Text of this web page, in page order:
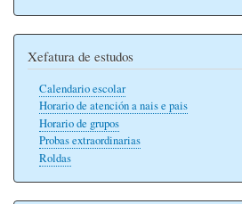
Xefatura de estudos
Calendario escolar
Horario de atención a nais e pais
Horario de grupos
Probas extraordinarias
Roldas